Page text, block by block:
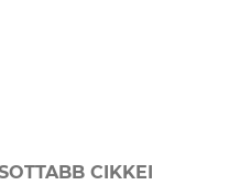
CIKKEI